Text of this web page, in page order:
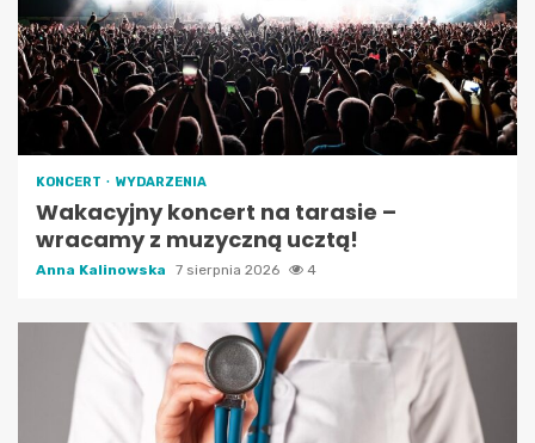
KONCERT WYDARZENIA
Wakacyjny koncert na tarasie –
wracamy z muzyczną ucztą!
Anna Kalinowska 7 sierpnia 2026 4